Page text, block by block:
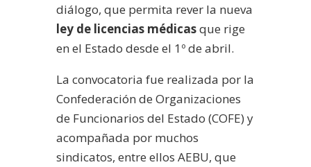
diálogo, que permita rever la nueva
ley de licencias médicasque rige
en el Estado desde el 1º de abril.
La convocatoria fue realizada por la
Confederación de Organizaciones
de Funcionarios del Estado (COFE) y
acompañada por muchos
sindicatos, entre ellos AEBU, que